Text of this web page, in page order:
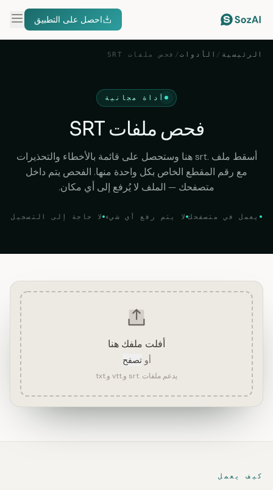
احصل على التطبيق
الرئيسية / الأدوات/ فحص ملفات SRT
أداة مجانية
فحص ملفات SRT
أسقط ملف .srt هنا وستحصل على قائمة بالأخطاء والتحذيرات
مع رقم المقطع الخاص بكل واحدة منها. الفحص يتم داخل
متصفحك — الملف لا يُرفع إلى أي مكان.
يعمل في متصفحك لا يتم رفع أي شيء لا حاجة إلى التسجيل
أفلت ملفك هنا
أوتصفح
يدعم ملفات .srt و.vtt و.txt
كيف يعمل